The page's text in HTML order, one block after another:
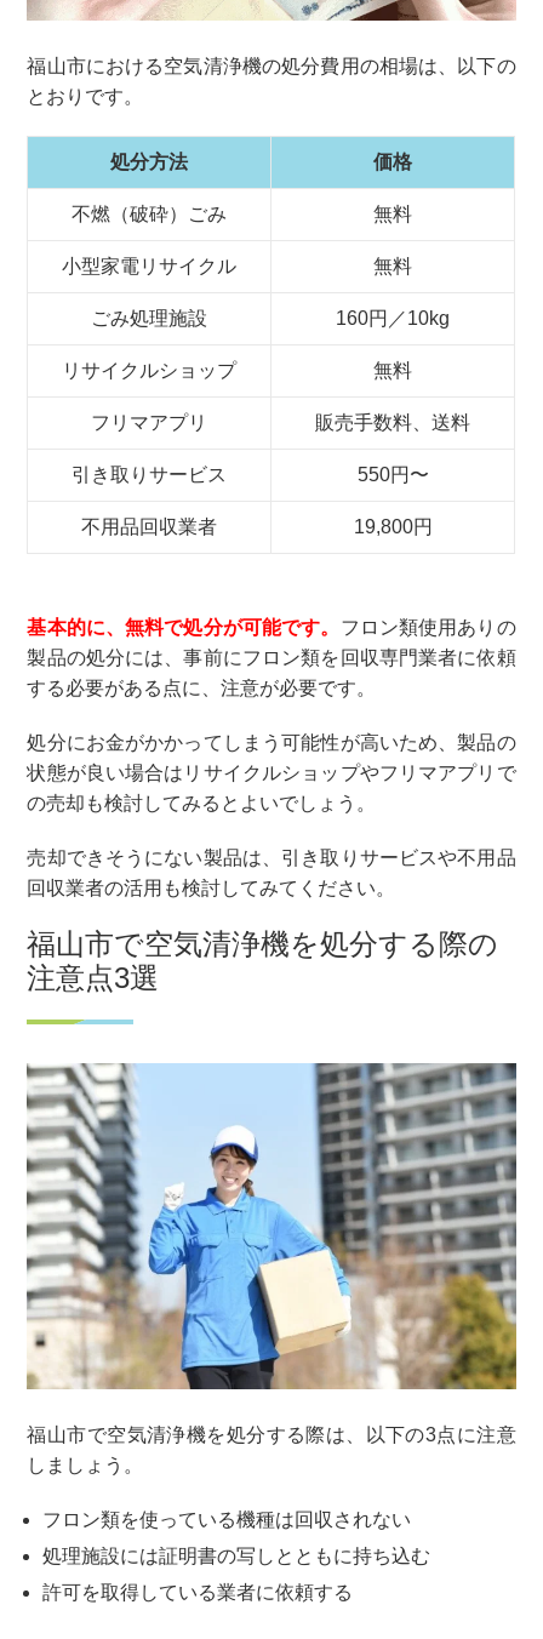
福山市における空気清浄機の処分費用の相場は、以下の
とおりです。
処分方法 価格
不燃（破砕）ごみ 無料
小型家電リサイクル 無料
ごみ処理施設 160円／10kg
リサイクルショップ 無料
フリマアプリ 販売手数料、送料
引き取りサービス 550円〜
不用品回収業者 19,800円
基本的に、無料で処分が可能です。 フロン類使用ありの
製品の処分には、事前にフロン類を回収専門業者に依頼
する必要がある点に、注意が必要です。
処分にお金がかかってしまう可能性が高いため、製品の
状態が良い場合はリサイクルショップやフリマアプリで
の売却も検討してみるとよいでしょう。
売却できそうにない製品は、引き取りサービスや不用品
回収業者の活用も検討してみてください。
福山市で空気清浄機を処分する際の
注意点3選
福山市で空気清浄機を処分する際は、以下の3点に注意
しましょう。
フロン類を使っている機種は回収されない
処理施設には証明書の写しとともに持ち込む
許可を取得している業者に依頼する